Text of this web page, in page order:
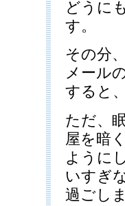
どうに
す。
その分
メール
すると
ただ、
屋を暗
ように
いすぎ
過ごしま